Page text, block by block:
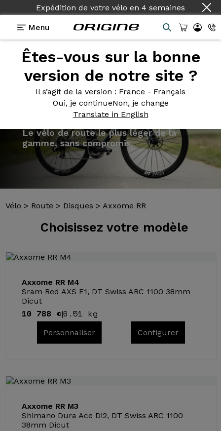
Expédition de votre vélo en 4 semaines
Menu
Êtes-vous sur la bonne
version de notre site ?
Il s’agit de la version : France - Français
Oui, je continueNon, je change
Translate in English
Modèles
Vélo > Route > Disques >Axxome RR
Choisissez votre modèle
Axxome RR M4
Sram Red AXS E1, DT Swiss ARC 1100 38mm
Dicut
10 788 €|6.51 kg
Personnaliser Configurer
Axxome RR M3
Shimano Dura Ace Di2, DT Swiss ARC 1100
38mm Dicut